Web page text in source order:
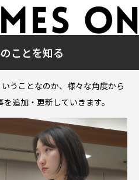
ことを知る
うことなのか、様々な角度から
追加・更新していきます。